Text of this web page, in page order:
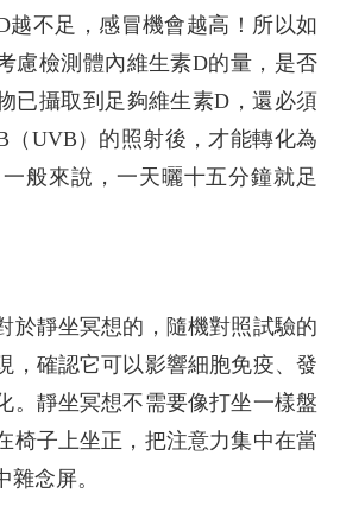
越不足，感冒機會越高！所以如
慮檢測體內維生素D的量，是否
已攝取到足夠維生素D，還必須
（UVB）的照射後，才能轉化為
般來說，一天曬十五分鐘就足
於靜坐冥想的，隨機對照試驗的
，確認它可以影響細胞免疫、發
。靜坐冥想不需要像打坐一樣盤
椅子上坐正，把注意力集中在當
念屏。